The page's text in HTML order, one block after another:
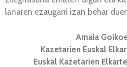
lanaren ezaugarri izan behar
Amaia
Kazetarien Euskal
Euskal Kazetarien